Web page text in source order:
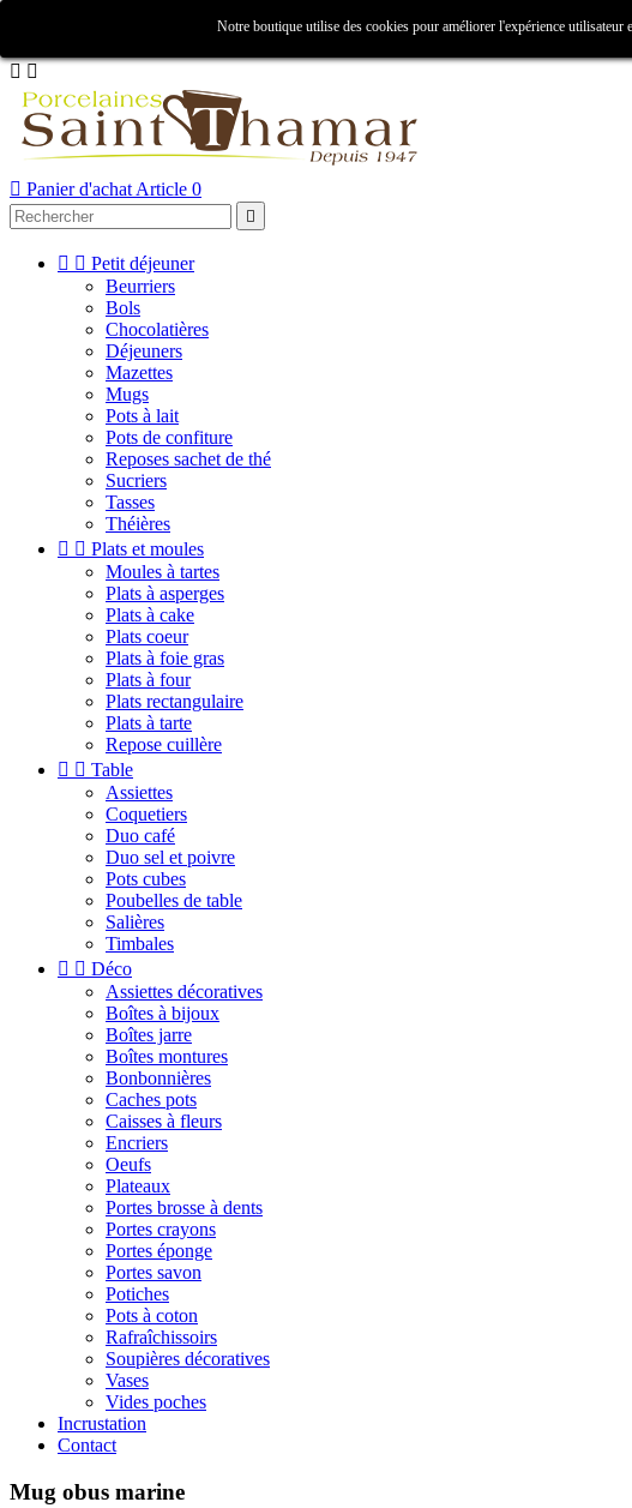
 
 Panier d'achat Article 0

Notre boutique utilise des cookies pour améliorer l'expérience
  Petit déjeuner
Beurriers
Bols
Chocolatières
Déjeuners
Mazettes
Mugs
Pots à lait
Pots de confiture
Reposes sachet de thé
Sucriers
Tasses
Théières
  Plats et moules
Moules à tartes
Plats à asperges
Plats à cake
Plats coeur
Plats à foie gras
Plats à four
Plats rectangulaire
Plats à tarte
Repose cuillère
  Table
Assiettes
Coquetiers
Duo café
Duo sel et poivre
Pots cubes
Poubelles de table
Salières
Timbales
  Déco
Assiettes décoratives
Boîtes à bijoux
Boîtes jarre
Boîtes montures
Bonbonnières
Caches pots
Caisses à fleurs
Encriers
Oeufs
Plateaux
Portes brosse à dents
Portes crayons
Portes éponge
Portes savon
Potiches
Pots à coton
Rafraîchissoirs
Soupières décoratives
Vases
Vides poches
Incrustation
Contact
Mug obus marine